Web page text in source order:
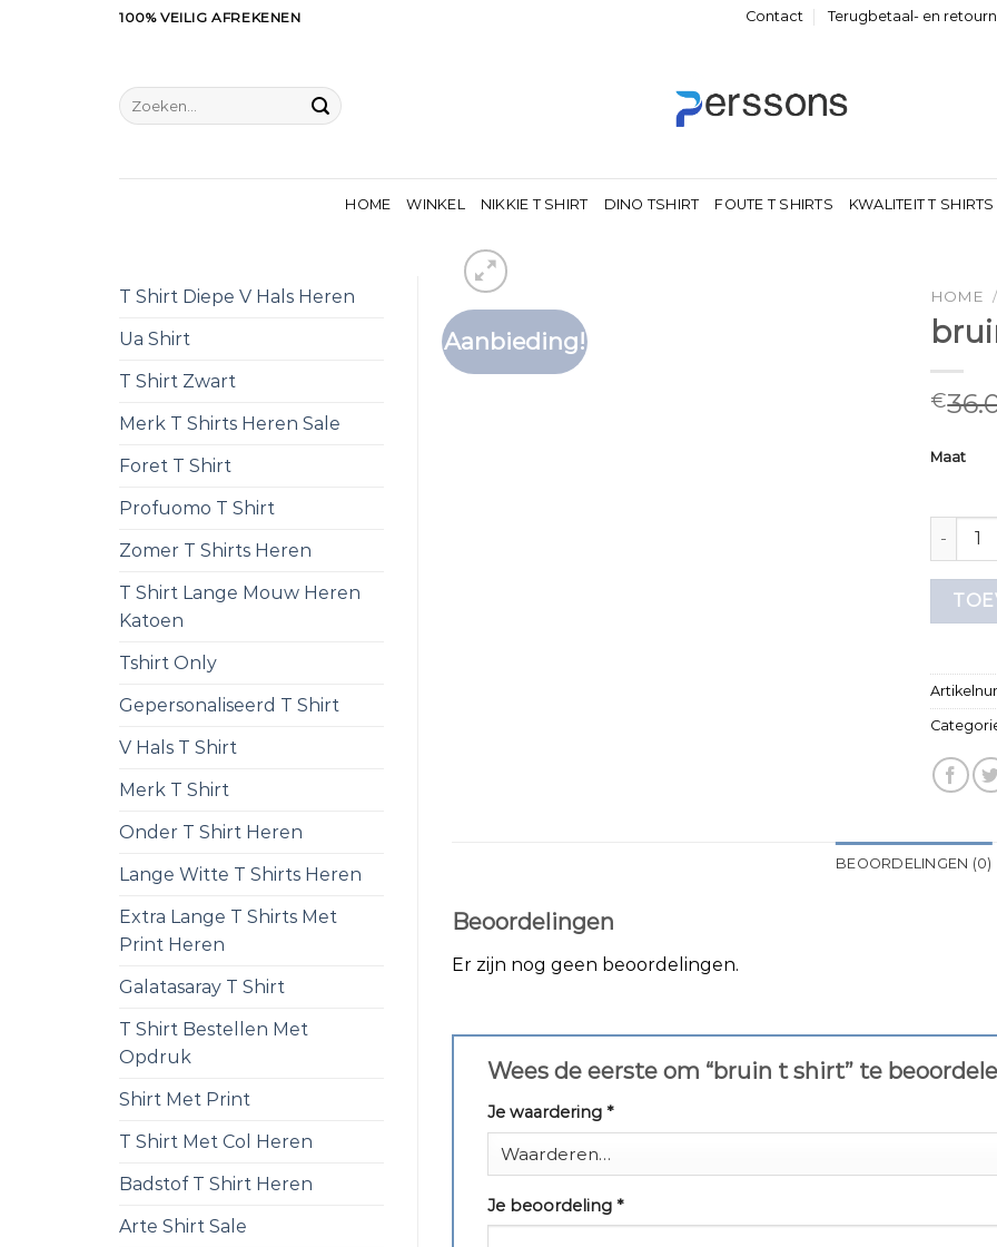
100% VEILIG AFREKENEN Contact Terugbetaal- en
Zoeken
naar:
HOME WINKEL NIKKIE T SHIRT DINO TSHIRT FOUTE T SHIRTS KWALITEIT T SHIRTS
T Shirt Diepe V Hals Heren
Ua Shirt
T Shirt Zwart
Merk T Shirts Heren Sale
Foret T Shirt
Profuomo T Shirt
Zomer T Shirts Heren
T Shirt Lange Mouw Heren
Katoen
Tshirt Only
Gepersonaliseerd T Shirt
V Hals T Shirt
Merk T Shirt
Onder T Shirt Heren
Lange Witte T Shirts Heren
Extra Lange T Shirts Met
Print Heren
Galatasaray T Shirt
T Shirt Bestellen Met
Opdruk
Shirt Met Print
T Shirt Met Col Heren
Badstof T Shirt Heren
Arte Shirt Sale
Aanbieding!
HOME
€
Maat
bruin t
BEOORDELINGEN (0)
Beoordelingen
Er zijn nog geen beoordelingen.
Wees de eerste om “bruin t shirt” te
Je waardering *
Je beoordeling *